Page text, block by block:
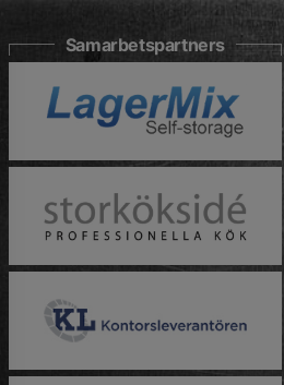
Samarbetspartners